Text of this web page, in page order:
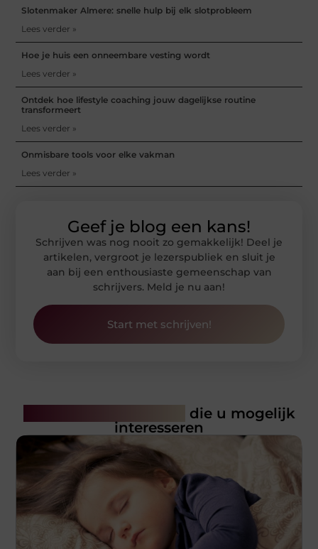
Slotenmaker Almere: snelle hulp bij elk slotprobleem
Lees verder »
Hoe je huis een onneembare vesting wordt
Lees verder »
Ontdek hoe lifestyle coaching jouw dagelijkse routine
transformeert
Lees verder »
Onmisbare tools voor elke vakman
Lees verder »
Geef je blog een kans!
Schrijven was nog nooit zo gemakkelijk! Deel je
artikelen, vergroot je lezerspubliek en sluit je
aan bij een enthousiaste gemeenschap van
schrijvers. Meld je nu aan!
Start met schrijven!
die u mogelijk
interesseren